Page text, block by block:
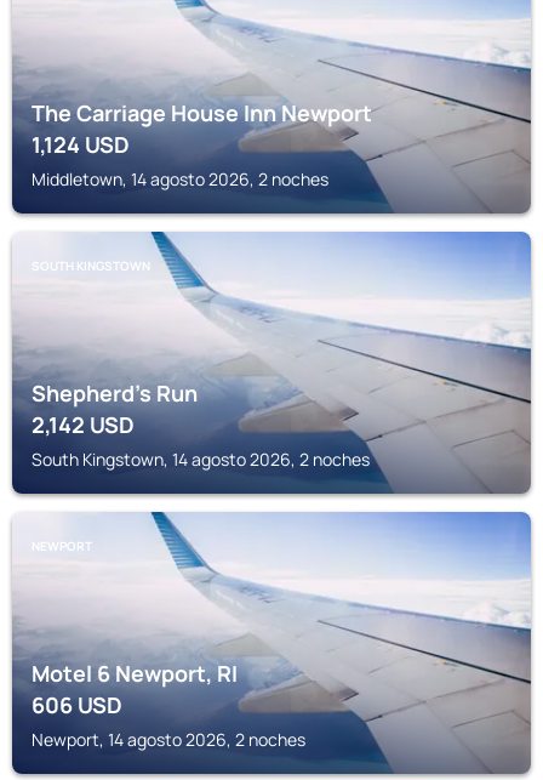
The Carriage House Inn Newport
1,124USD
Middletown, 14 agosto 2026, 2 noches
SOUTH KINGSTOWN
Shepherd's Run
2,142USD
South Kingstown, 14 agosto 2026, 2 noches
NEWPORT
Motel 6 Newport, RI
606USD
Newport, 14 agosto 2026, 2 noches